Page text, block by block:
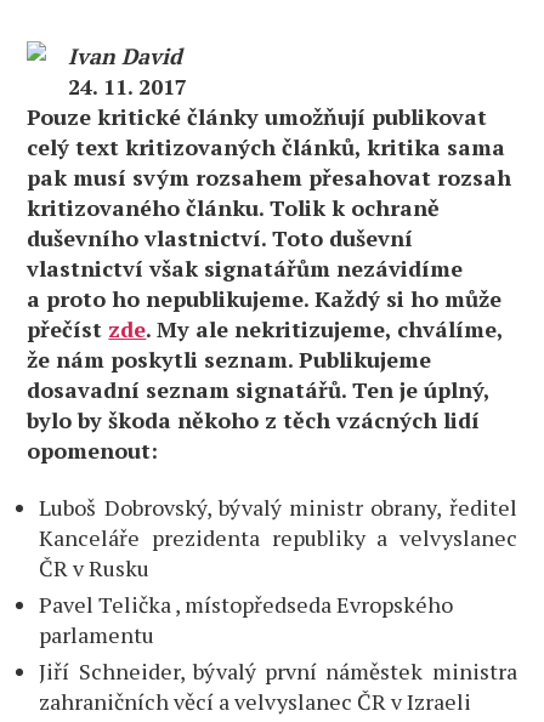
Ivan David
24. 11. 2017
Pouze kritické články umožňují publikovat
celý text kritizovaných článků, kritika sama
pak musí svým rozsahem přesahovat rozsah
kritizovaného článku. Tolik k ochraně
duševního vlastnictví. Toto duševní
vlastnictví však signatářům nezávidíme
a proto ho nepublikujeme. Každý si ho může
přečíst zde. My ale nekritizujeme, chválíme,
že nám poskytli seznam. Publikujeme
dosavadní seznam signatářů. Ten je úplný,
bylo by škoda někoho z těch vzácných lidí
opomenout:
Luboš Dobrovský, bývalý ministr obrany, ředitel
Kanceláře prezidenta republiky a velvyslanec
ČR v Rusku
Pavel Telička , místopředseda Evropského
parlamentu
Jiří Schneider, bývalý první náměstek ministra
zahraničních věcí a velvyslanec ČR v Izraeli